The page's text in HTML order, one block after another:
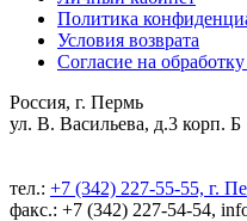
Политика
Условия возврата
Согласие на
Россия, г. Пермь
ул. В. Васильева, д.3 корп. Б
тел.: +7 (342) 227-55-55, г.
факс.: +7 (342) 227-54-54,